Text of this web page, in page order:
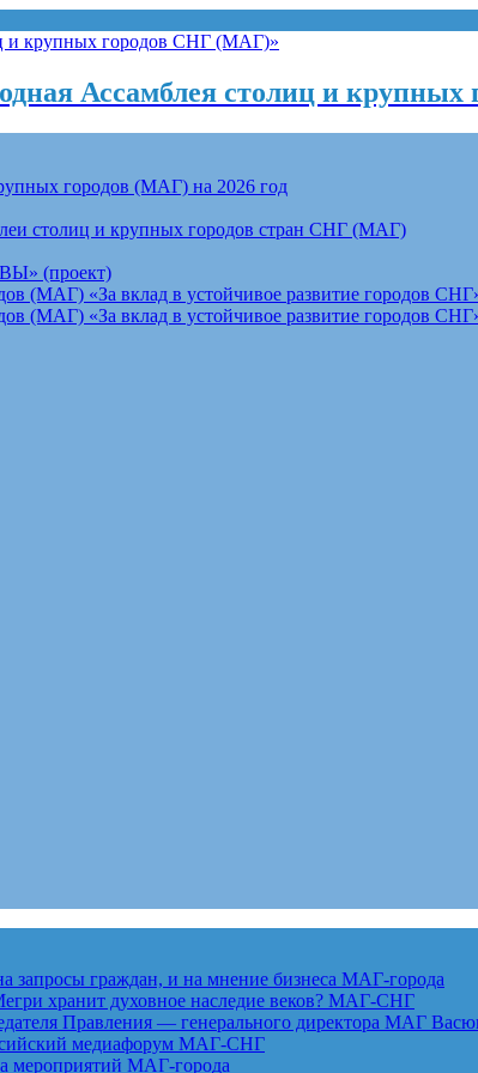
Ассамблея столиц и
городов (МАГ) на 2026 год
столиц и крупных городов стран СНГ (МАГ)
(проект)
(МАГ) «За вклад в устойчивое развитие городов
(МАГ) «За вклад в устойчивое развитие городов
запросы граждан, и на мнение бизнеса МАГ-города
хранит духовное наследие веков? МАГ-СНГ
Правления — генерального директора МАГ
медиафорум МАГ-СНГ
мероприятий МАГ-города